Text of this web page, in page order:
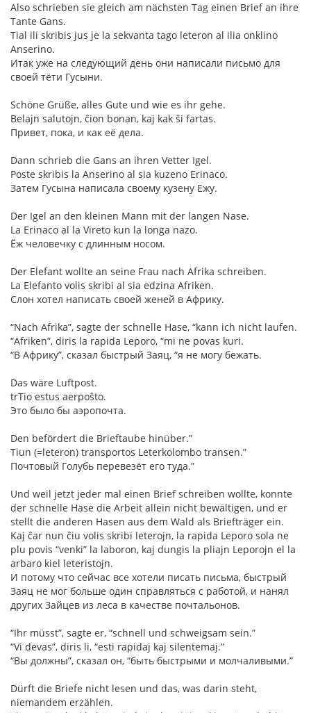
Also schrieben sie gleich am nächsten Tag einen Brief an ihre
Tante Gans.
Tial ili skribis jus je la sekvanta tago leteron al ilia onklino
Anserino.
Итак уже на следующий день они написали письмо для
своей тёти Гусыни.
Schöne Grüße, alles Gute und wie es ihr gehe.
Belajn salutojn, ĉion bonan, kaj kak ŝi fartas.
Привет, пока, и как её дела.
Dann schrieb die Gans an ihren Vetter Igel.
Poste skribis la Anserino al sia kuzeno Erinaco.
Затем Гусына написала своему кузену Ежу.
Der Igel an den kleinen Mann mit der langen Nase.
La Erinaco al la Vireto kun la longa nazo.
Ёж человечку с длинным носом.
Der Elefant wollte an seine Frau nach Afrika schreiben.
La Elefanto volis skribi al sia edzina Afriken.
Слон хотел написать своей женей в Африку.
“Nach Afrika”, sagte der schnelle Hase, “kann ich nicht laufen.
“Afriken”, diris la rapida Leporo, “mi ne povas kuri.
“В Африку”, сказал быстрый Заяц, “я не могу бежать.
Das wäre Luftpost.
trTio estus aerpoŝto.
Это было бы аэропочта.
Den befördert die Brieftaube hinüber.”
Tiun (=leteron) transportos Leterkolombo transen.”
Почтовый Голубь перевезёт его туда.”
Und weil jetzt jeder mal einen Brief schreiben wollte, konnte
der schnelle Hase die Arbeit allein nicht bewältigen, und er
stellt die anderen Hasen aus dem Wald als Briefträger ein.
Kaj ĉar nun ĉiu volis skribi leterojn, la rapida Leporo sola ne
plu povis “venki” la laboron, kaj dungis la pliajn Leporojn el la
arbaro kiel leteristojn.
И потому что сейчас все хотели писать письма, быстрый
Заяц не мог больше один справляться с работой, и нанял
других Зайцев из леса в качестве почтальонов.
“Ihr müsst”, sagte er, “schnell und schweigsam sein.”
“Vi devas”, diris li, “esti rapidaj kaj silentemaj.”
“Вы должны”, сказал он, “быть быстрыми и молчаливыми.”
Dürft die Briefe nicht lesen und das, was darin steht,
niemandem erzählen.